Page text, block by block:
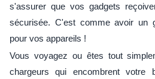
s'assurer que vos gadgets
sécurisée. C'est comme avoir un
pour vos appareils !
Vous voyagez ou êtes tout
chargeurs qui encombrent votre